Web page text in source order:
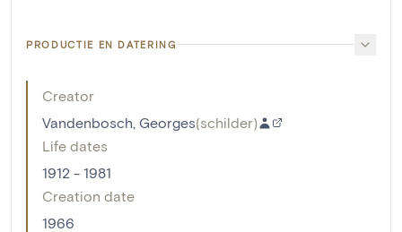
PRODUCTIE EN DATERING
Creator
Vandenbosch, Georges(schilder)
Life dates
1912 - 1981
Creation date
1966